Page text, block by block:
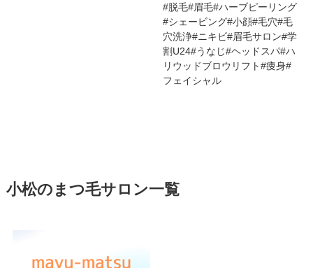
#脱毛#眉毛#ハーブピーリング
#シェービング#小顔#毛穴#毛
穴洗浄#ニキビ#眉毛サロン#学
割U24#うなじ#ヘッドスパ#ハ
リウッドブロウリフト#痩身#
フェイシャル
小松のまつ毛サロン一覧